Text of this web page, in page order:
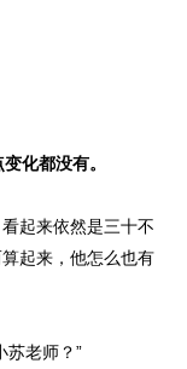
化都没有。
起来依然是三十不
起来，他怎么也有
苏老师？”